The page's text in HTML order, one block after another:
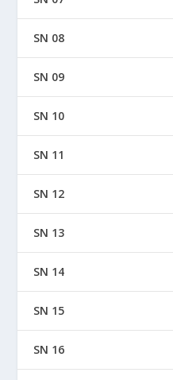
SN 08
SN 09
SN 10
SN 11
SN 12
SN 13
SN 14
SN 15
SN 16